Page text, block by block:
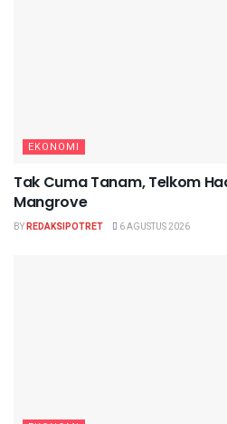
EKONOMI
Tak Cuma Tanam, Telkom
Mangrove
BYREDAKSIPOTRET 6 AGUSTUS 2026